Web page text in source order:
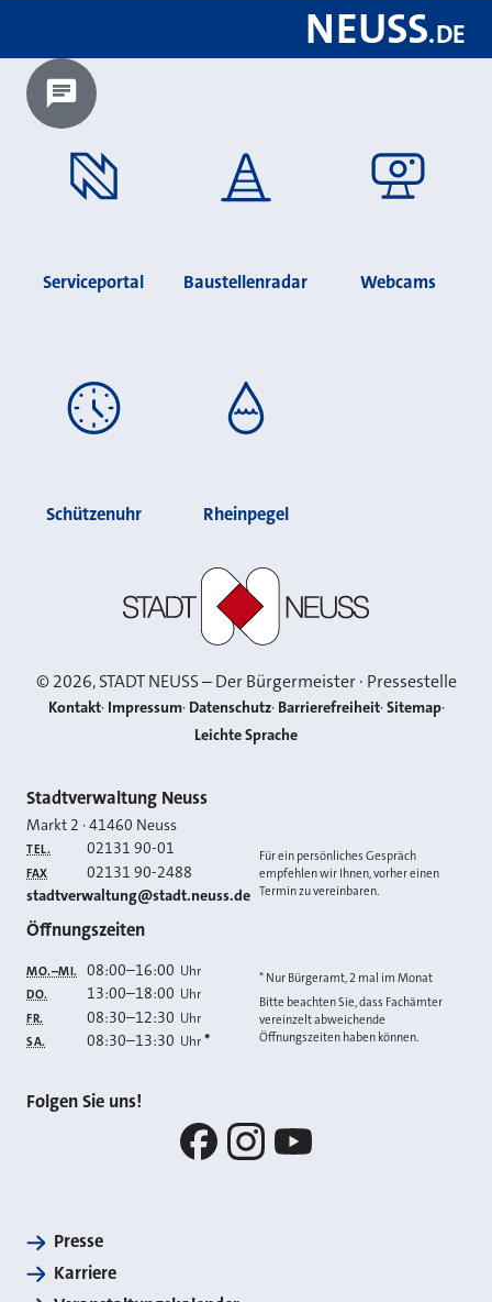
NEUSS.DE
Chatbot laden?
Serviceportal Baustellenradar Webcams
Schützenuhr Rheinpegel
©2026, STADT NEUSS – Der Bürgermeister · Pressestelle
Kontakt Impressum Datenschutz Barrierefreiheit Sitemap
Leichte Sprache
Kontakt
Stadtverwaltung Neuss
Markt 2 ·41460 Neuss
TEL. 02131 90-01
FAX 02131 90-2488
E-MAIL
stadtverwaltung@stadt.neuss.de
Für ein persönliches Gespräch
empfehlen wir Ihnen, vorher einen
Termin zu vereinbaren.
Öffnungszeiten
MO.–MI. 08:00–16:00 Uhr
DO. 13:00–18:00 Uhr
FR. 08:30–12:30 Uhr
SA. 08:30–13:30 Uhr *
* Nur Bürgeramt, 2 mal im Monat
Bitte beachten Sie, dass Fachämter
vereinzelt abweichende
Öffnungszeiten haben können.
Folgen Sie uns!
Presse
Karriere